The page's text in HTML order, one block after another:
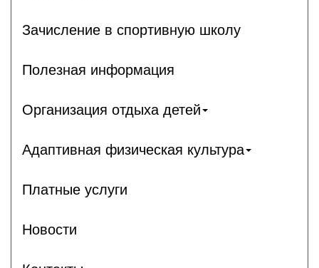
Зачисление в спортивную школу
Полезная информация
Организация отдыха детей
Адаптивная физическая культура
Платные услуги
Новости